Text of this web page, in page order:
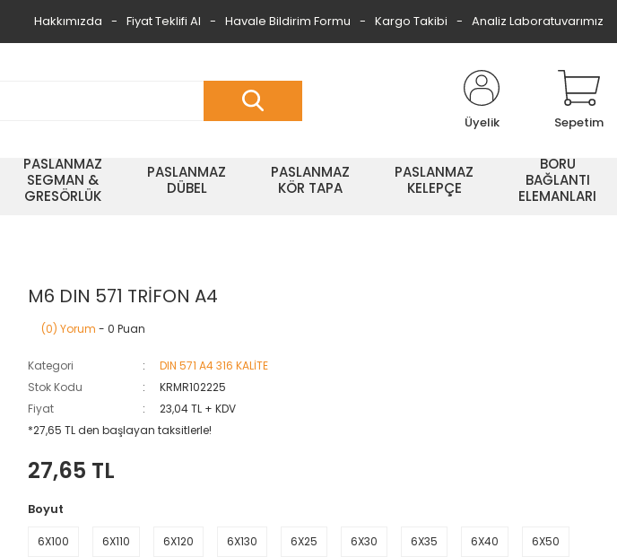
Hakkımızda Fiyat Teklifi Al Havale Bildirim Formu Kargo Takibi Analiz Laboratuvarımız
Üyelik Sepetim
PASLANMAZ
SEGMAN &
GRESÖRLÜK
PASLANMAZ
DÜBEL
PASLANMAZ
KÖR TAPA
PASLANMAZ
KELEPÇE
BORU
BAĞLANTI
ELEMANLARI
M6 DIN 571 TRİFON A4
(0) Yorum - 0 Puan
Kategori
DIN 571 A4 316 KALİTE
Stok Kodu
KRMR102225
Fiyat
23,04 TL + KDV
*27,65 TL den başlayan taksitlerle!
27,65 TL
Boyut
6X100 6X110 6X120 6X130 6X25 6X30 6X35 6X40 6X50